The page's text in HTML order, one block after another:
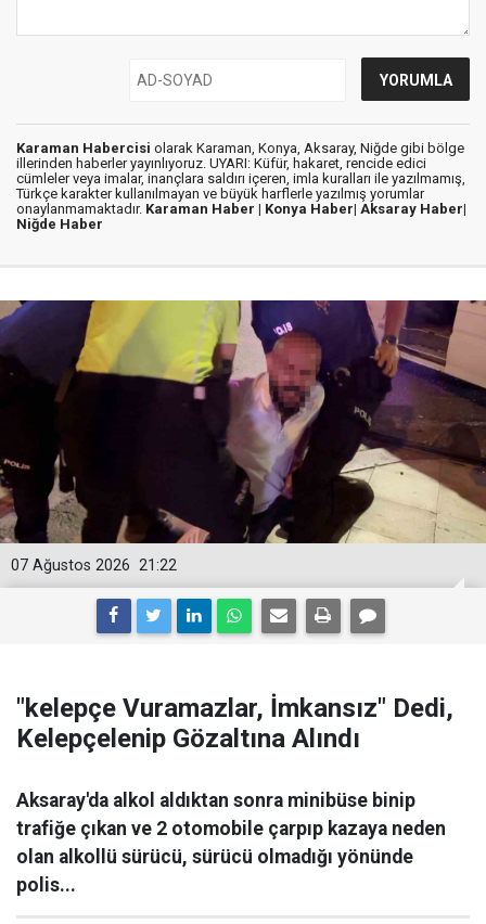
Karaman Habercisi olarak Karaman, Konya, Aksaray, Niğde gibi bölge
illerinden haberler yayınlıyoruz. UYARI: Küfür, hakaret, rencide edici
cümleler veya imalar, inançlara saldırı içeren, imla kuralları ile yazılmamış,
Türkçe karakter kullanılmayan ve büyük harflerle yazılmış yorumlar
onaylanmamaktadır. Karaman Haber | Konya Haber| Aksaray Haber|
Niğde Haber
21:22
07 Ağustos 2026
"kelepçe Vuramazlar, İmkansız" Dedi,
Kelepçelenip Gözaltına Alındı
Aksaray'da alkol aldıktan sonra minibüse binip
trafiğe çıkan ve 2 otomobile çarpıp kazaya neden
olan alkollü sürücü, sürücü olmadığı yönünde
polis...